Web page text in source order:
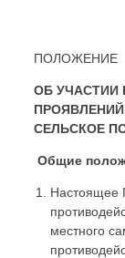
ПОЛОЖЕНИЕ
ОБ УЧАСТИИ
СЕЛЬСКОЕ
Общие
Настоящее
местного